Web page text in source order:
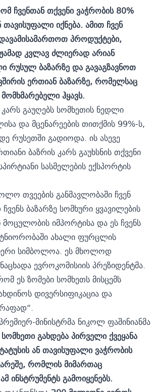
ჩვენთან თქვენი ვაჭრობის 80%
იქნება. ამით ჩვენ
პროდუქტები,
კვლავ ძლიერად არიან
რუსულ ბაზარზე და გავაგზავნოთ
ერთიან ბაზარზე, რომელსაც
ჰყავს.
გაუღებს სომხეთის ნედლი
და მცენარეების თითქმის 99%-ს,
რუსეთში გადიოდა. ის ასევე
ბაზრის კარს გაუხსნის თქვენი
სასმელების ექსპორტის
თვეების განმავლობაში ჩვენ
ბაზარზე სომხური ყვავილების
იმპორტისა და ეს ჩვენს
ახალი ფურცლის
სიმბოლოა. ეს მხოლოდ
ევროკომისიის პრეზიდენტმა.
ეს ზომები სომხეთს მისცემს
დივერსიფიკაცია და
მინისტრმა ნიკოლ ფაშინიანმა
სომხეთი გახდება პირველი ქვეყანა
ან თავისუფალი ვაჭრობის
რომლის მიმართაც
ინსტრუმენტს გამოიყენებს.